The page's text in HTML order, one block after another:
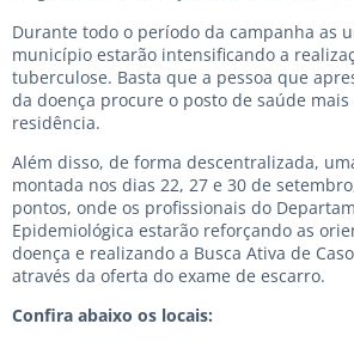
Durante todo o período da campanha as
município estarão intensificando a
tuberculose. Basta que a pessoa que
da doença procure o posto de saúde
residência.
Além disso, de forma descentralizada,
montada nos dias 22, 27 e 30 de
pontos, onde os profissionais do
Epidemiológica estarão reforçando as
doença e realizando a Busca Ativa de
através da oferta do exame de escarro.
Confira abaixo os locais: